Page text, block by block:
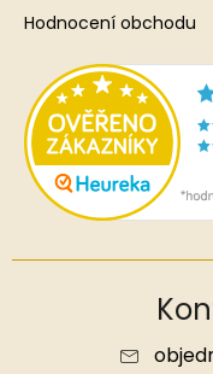
Hodnocení obchodu